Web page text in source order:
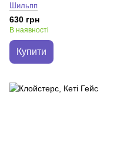
Шильпп
630 грн
В наявності
Купити